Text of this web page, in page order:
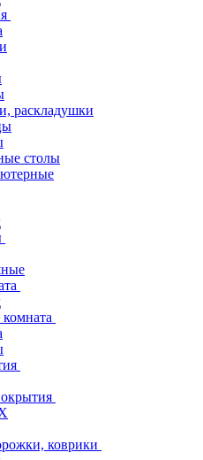
раскладушки
столы
коврики